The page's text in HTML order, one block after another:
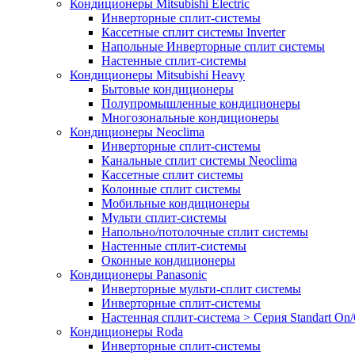
Кондиционеры Mitsubishi Electric
Инверторные сплит-системы
Кассетные сплит системы Inverter
Напольные Инверторные сплит системы
Настенные сплит-системы
Кондиционеры Mitsubishi Heavy
Бытовые кондиционеры
Полупромышленные кондиционеры
Многозональные кондиционеры
Кондиционеры Neoclima
Инверторные сплит-системы
Канальные сплит системы Neoclima
Кассетные сплит системы
Колонные сплит системы
Мобильные кондиционеры
Мульти сплит-системы
Напольно/потолочные сплит системы
Настенные сплит-системы
Оконные кондиционеры
Кондиционеры Panasonic
Инверторные мульти-сплит системы
Инверторные сплит-системы
Настенная сплит-система > Серия Standart
Кондиционеры Roda
Инверторные сплит-системы